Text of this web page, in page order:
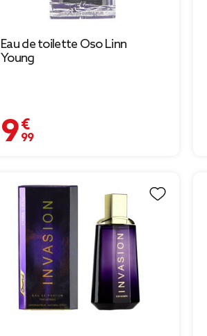
Eau de toilette Oso Linn
Young
9,99 €